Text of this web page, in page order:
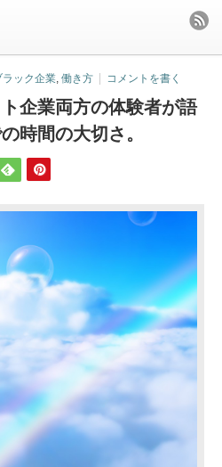
ラック企業, 働き方 コメントを書く
企業両方の体験者が語
時間の大切さ。